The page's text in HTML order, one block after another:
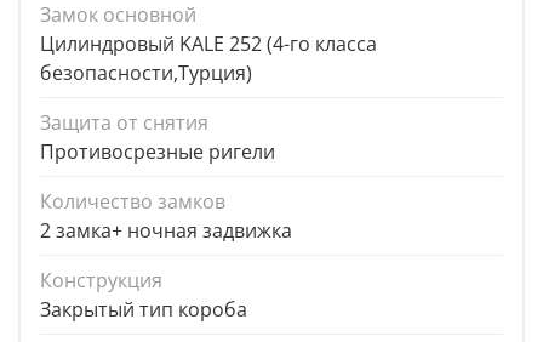
Замок основной
Цилиндровый KALE 252 (4-го класса
безопасности,Турция)
Защита от снятия
Противосрезные ригели
Количество замков
2 замка+ ночная задвижка
Конструкция
Закрытый тип короба